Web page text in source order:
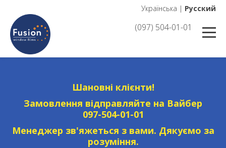
Українська | Русский
(097) 504-01-01
Шановні клієнти!
Замовлення відправляйте на Вайбер
097-504-01-01
Менеджер зв'яжеться з вами. Дякуємо за
розуміння.